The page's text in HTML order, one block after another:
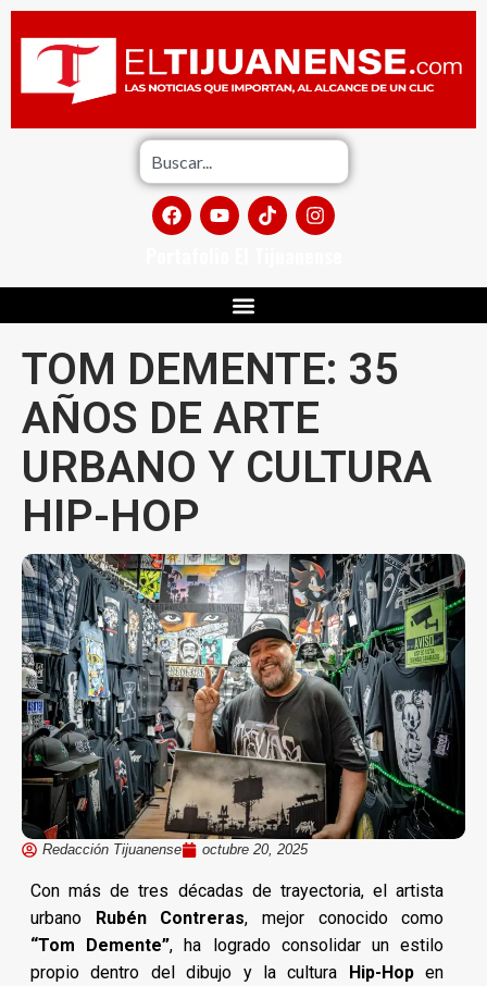
TOM DEMENTE: 35
AÑOS DE ARTE
URBANO Y CULTURA
HIP-HOP
Redacción Tijuanense octubre 20, 2025
Con más de tres décadas de trayectoria, el artista
urbano Rubén Contreras, mejor conocido como
“Tom Demente”, ha logrado consolidar un estilo
propio dentro del dibujo y la cultura Hip-Hopen